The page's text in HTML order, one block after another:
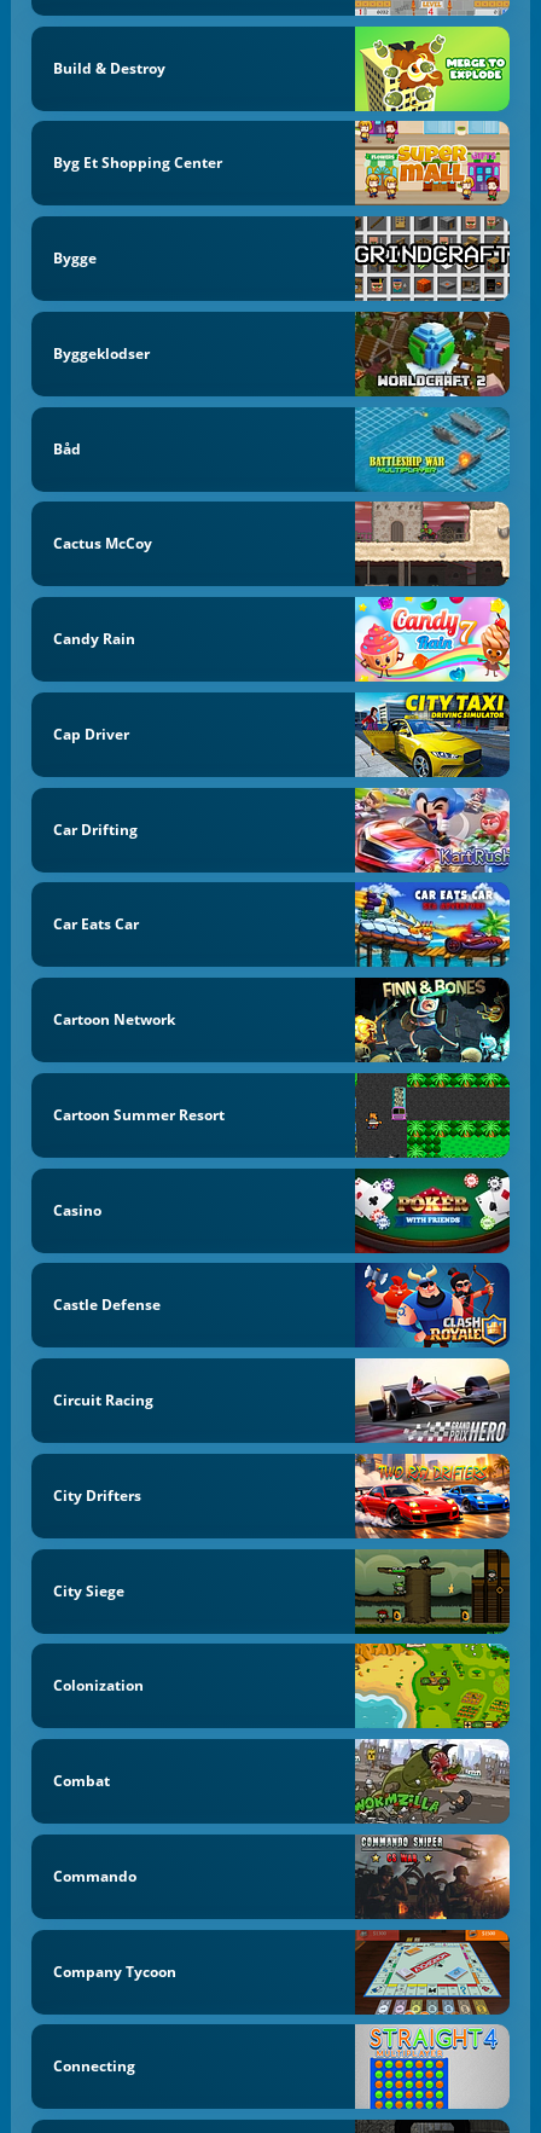
Build & Destroy
Byg Et Shopping Center
Bygge
Byggeklodser
Båd
Cactus McCoy
Candy Rain
Cap Driver
Car Drifting
Car Eats Car
Cartoon Network
Cartoon Summer Resort
Casino
Castle Defense
Circuit Racing
City Drifters
City Siege
Colonization
Combat
Commando
Company Tycoon
Connecting